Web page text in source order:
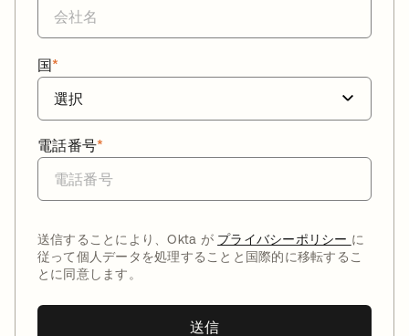
*
国
*
電話番号
送信することにより、Okta が プライバシーポリシー に
従って個人データを処理することと国際的に移転するこ
とに同意します。
送信